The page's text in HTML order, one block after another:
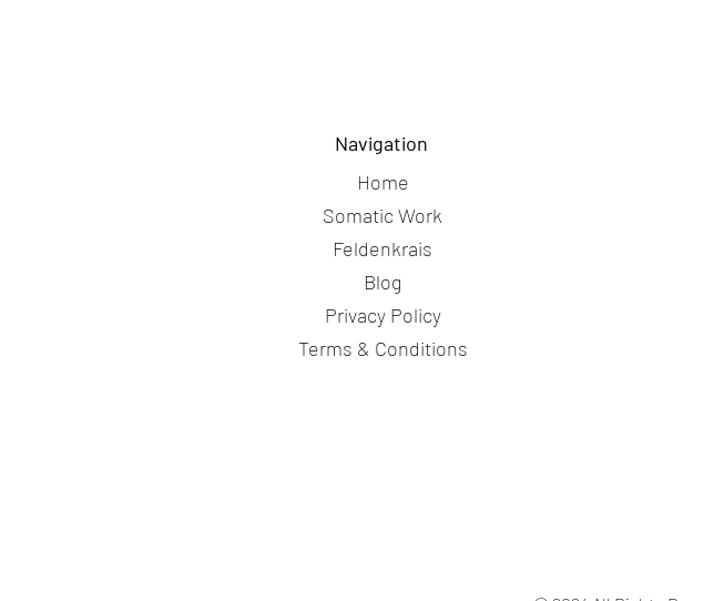
Navigation
Home
Somatic Work
Feldenkrais
Blog
Privacy Policy
Terms & Conditions